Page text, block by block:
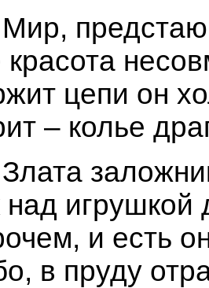
красота
цепи он
– колье
над игрушкой
и есть
в пруду